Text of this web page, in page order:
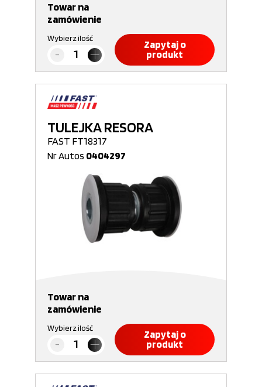
Towar na
zamówienie
Wybierz ilość
Zapytaj o
produkt
TULEJKA RESORA
FAST FT18317
Nr Autos 0404297
Towar na
zamówienie
Wybierz ilość
Zapytaj o
produkt